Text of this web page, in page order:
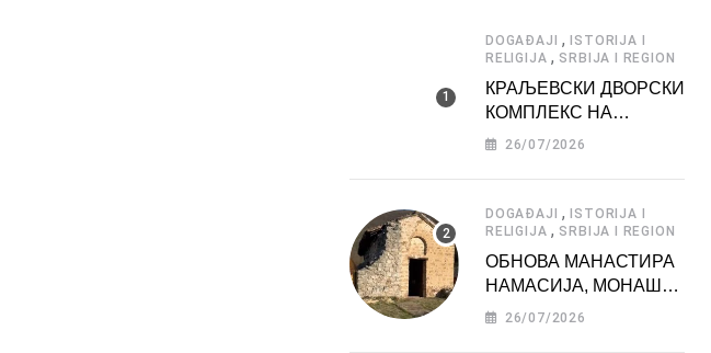
DOGAĐAJI , ISTORIJA I
RELIGIJA , SRBIJA I REGION
КРАЉЕВСКИ ДВОРСКИ
КОМПЛЕКС НА
ДЕДИЊУ –
АТРАКЦИЈА
26/07/2026
DOGAĐAJI , ISTORIJA I
RELIGIJA , SRBIJA I REGION
ОБНОВА МАНАСТИРА
НАМАСИЈА, МОНАШКЕ
ЗАДУЖБИНЕ
26/07/2026